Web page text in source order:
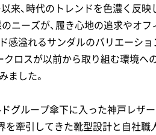
来、時代のトレンドを色濃く反
のニーズが、履き心地の追求やオ
感溢れるサンダルのバリエーショ
クロスが以前から取り組む環境
ました。
グループ傘下に入った神戸レザ
を牽引してきた靴型設計と自社職